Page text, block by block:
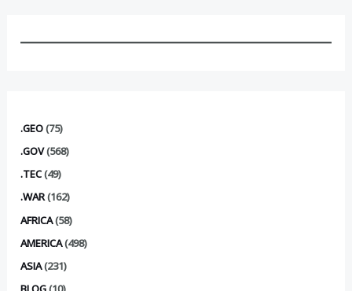
.GEO(75)
.GOV(568)
.TEC(49)
.WAR(162)
AFRICA(58)
AMERICA(498)
ASIA(231)